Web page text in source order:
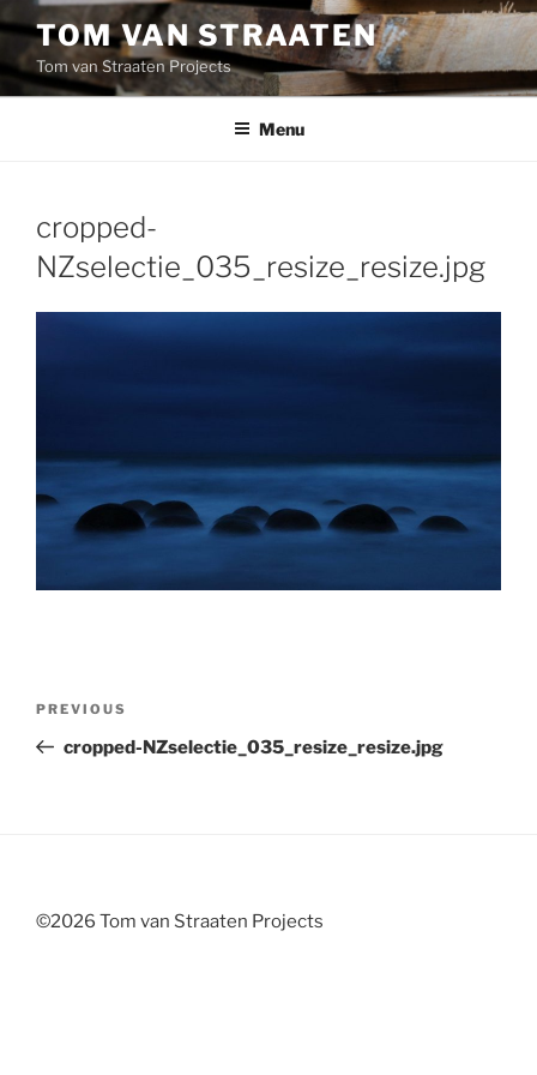
content
TOM VAN STRAATEN
Tom van Straaten Projects
Menu
cropped-
NZselectie_035_resize_resize.jpg
Previous
Post
PREVIOUS
cropped-NZselectie_035_resize_resize.jpg
©2026 Tom van Straaten Projects